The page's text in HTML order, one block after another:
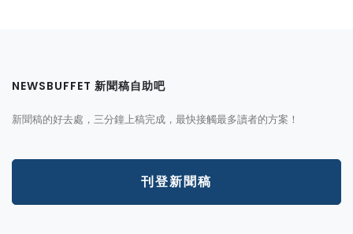
NEWSBUFFET 新聞稿自助吧
新聞稿的好去處，三分鐘上稿完成，最快接觸最多讀者的方案！
刊登新聞稿